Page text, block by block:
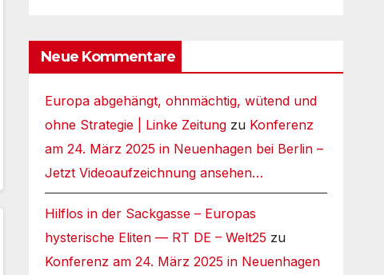
Neue Kommentare
Europa abgehängt, ohnmächtig, wütend und
ohne Strategie | Linke Zeitung zu Konferenz
am 24. März 2025 in Neuenhagen bei Berlin –
Jetzt Videoaufzeichnung ansehen…
Hilflos in der Sackgasse – Europas
hysterische Eliten — RT DE – Welt25 zu
Konferenz am 24. März 2025 in Neuenhagen